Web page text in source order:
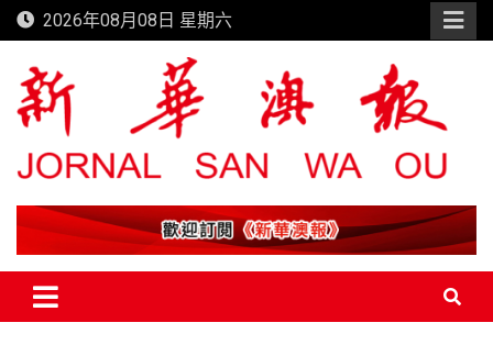
Skip
to
content
2026年08月08日 星期六
新華澳報